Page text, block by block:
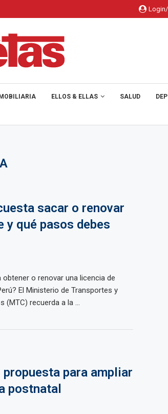
ELLOS & ELLAS SALUD
sacar o renovar
y qué pasos debes
obtener o renovar una licencia de
El Ministerio de Transportes y
(MTC) recuerda a la ...
propuesta para ampliar
postnatal